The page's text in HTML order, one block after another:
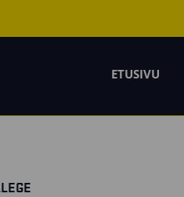
ETUSIVU